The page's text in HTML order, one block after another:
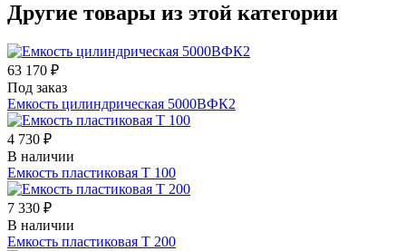
Другие товары из этой категории
63 170 ₽
Под заказ
Емкость цилиндрическая 5000ВФК2
4 730 ₽
В наличии
Емкость пластиковая Т 100
7 330 ₽
В наличии
Емкость пластиковая Т 200